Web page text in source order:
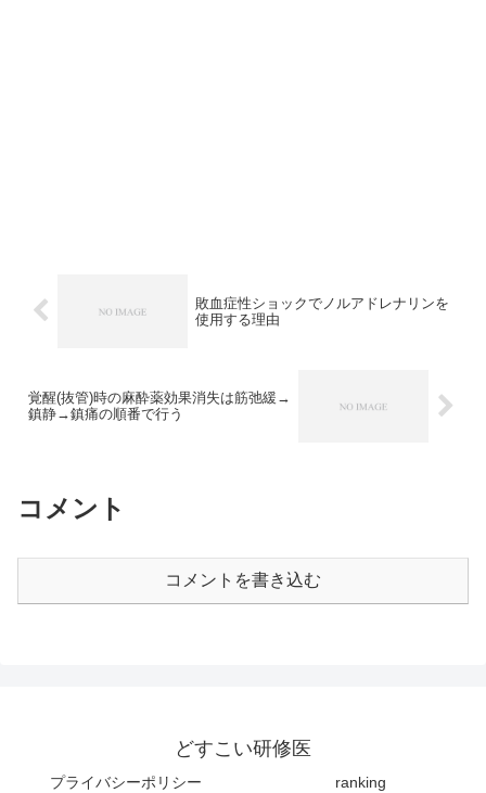
敗血症性ショックでノルアドレナリンを
使用する理由
覚醒(抜管)時の麻酔薬効果消失は筋弛緩→
鎮静→鎮痛の順番で行う
コメント
コメントを書き込む
どすこい研修医
プライバシーポリシー ranking